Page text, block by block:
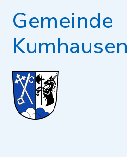
Gemeinde
Kumhausen